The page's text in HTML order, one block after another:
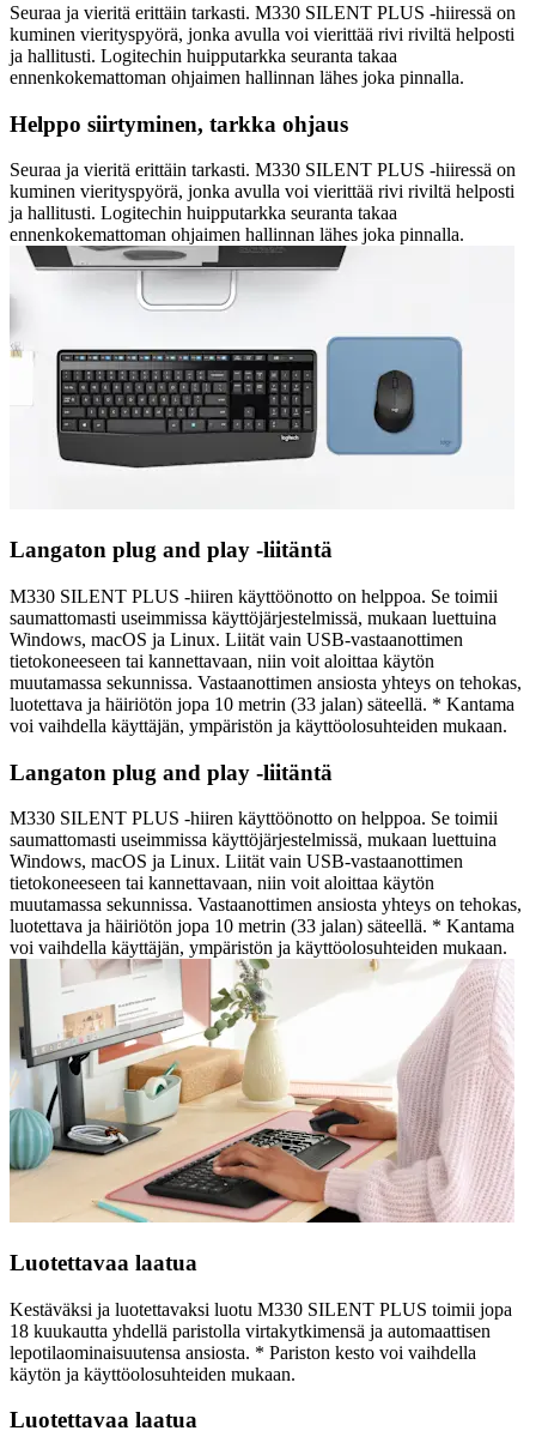
Seuraa ja vieritä erittäin tarkasti. M330 SILENT PLUS -hiiressä on
kuminen vierityspyörä, jonka avulla voi vierittää rivi riviltä helposti
ja hallitusti. Logitechin huipputarkka seuranta takaa
ennenkokemattoman ohjaimen hallinnan lähes joka pinnalla.
Helppo siirtyminen, tarkka ohjaus
Seuraa ja vieritä erittäin tarkasti. M330 SILENT PLUS -hiiressä on
kuminen vierityspyörä, jonka avulla voi vierittää rivi riviltä helposti
ja hallitusti. Logitechin huipputarkka seuranta takaa
ennenkokemattoman ohjaimen hallinnan lähes joka pinnalla.
Langaton plug and play -liitäntä
M330 SILENT PLUS -hiiren käyttöönotto on helppoa. Se toimii
saumattomasti useimmissa käyttöjärjestelmissä, mukaan luettuina
Windows, macOS ja Linux. Liität vain USB-vastaanottimen
tietokoneeseen tai kannettavaan, niin voit aloittaa käytön
muutamassa sekunnissa. Vastaanottimen ansiosta yhteys on tehokas,
luotettava ja häiriötön jopa 10 metrin (33 jalan) säteellä. * Kantama
voi vaihdella käyttäjän, ympäristön ja käyttöolosuhteiden mukaan.
Langaton plug and play -liitäntä
M330 SILENT PLUS -hiiren käyttöönotto on helppoa. Se toimii
saumattomasti useimmissa käyttöjärjestelmissä, mukaan luettuina
Windows, macOS ja Linux. Liität vain USB-vastaanottimen
tietokoneeseen tai kannettavaan, niin voit aloittaa käytön
muutamassa sekunnissa. Vastaanottimen ansiosta yhteys on tehokas,
luotettava ja häiriötön jopa 10 metrin (33 jalan) säteellä. * Kantama
voi vaihdella käyttäjän, ympäristön ja käyttöolosuhteiden mukaan.
Luotettavaa laatua
Kestäväksi ja luotettavaksi luotu M330 SILENT PLUS toimii jopa
18 kuukautta yhdellä paristolla virtakytkimensä ja automaattisen
lepotilaominaisuutensa ansiosta. * Pariston kesto voi vaihdella
käytön ja käyttöolosuhteiden mukaan.
Luotettavaa laatua